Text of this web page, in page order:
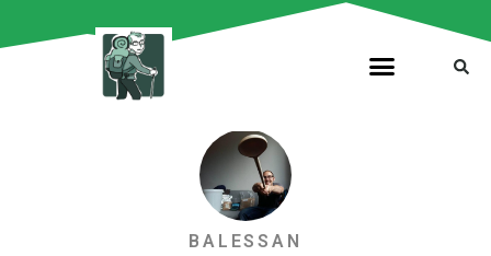
BALESSAN